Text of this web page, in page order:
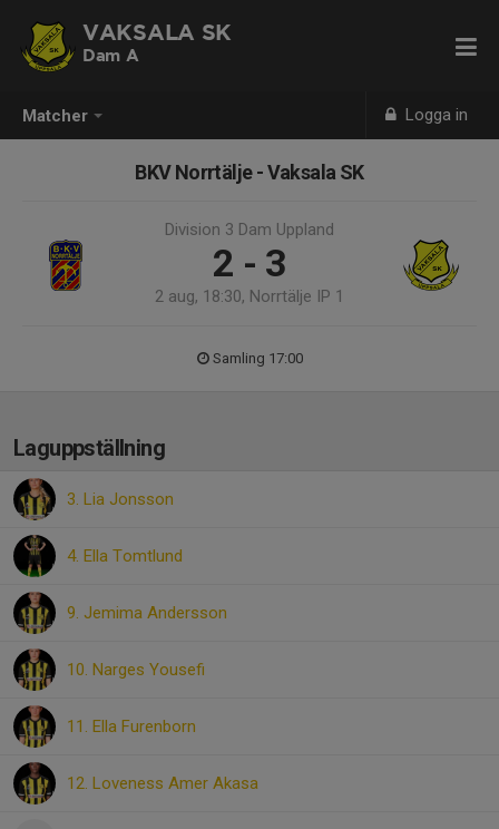
Matcher Logga in
VAKSALA SK
Dam A
BKV Norrtälje - Vaksala SK
Division 3 Dam Uppland
2 - 3
2 aug, 18:30, Norrtälje IP 1
Samling 17:00
Laguppställning
3. Lia Jonsson
4. Ella Tomtlund
9. Jemima Andersson
10. Narges Yousefi
11. Ella Furenborn
12. Loveness Amer Akasa